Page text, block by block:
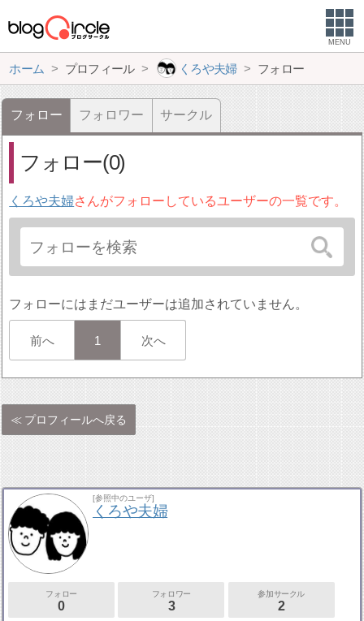
MENU
ホーム プロフィール くろや夫婦 フォロー
フォロー フォロワー サークル
フォロー(0)
くろや夫婦さんがフォローしているユーザーの一覧です。
フォローにはまだユーザーは追加されていません。
前へ 1 次へ
プロフィールへ戻る
[参照中のユーザ]
くろや夫婦
フォロー
0
フォロワー
3
参加サークル
2